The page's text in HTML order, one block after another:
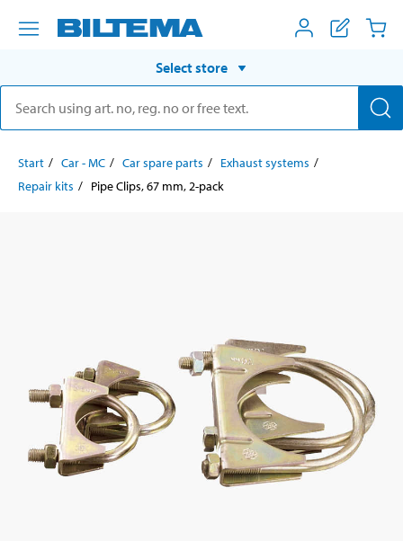
Select store
Start Car - MC Car spare parts
Exhaust systems
Repair kits
Pipe Clips, 67 mm, 2-pack